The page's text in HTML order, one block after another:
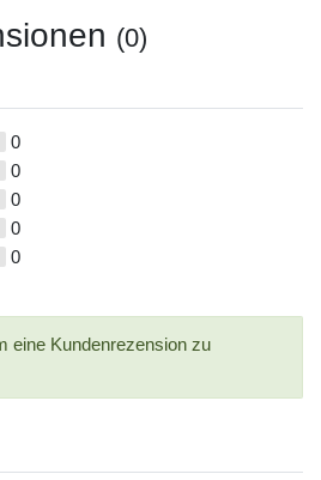
(0)
0
0
0
0
0
eine Kundenrezension zu